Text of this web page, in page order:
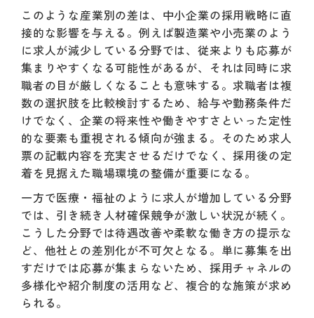
このような産業別の差は、中小企業の採用戦略に直
接的な影響を与える。例えば製造業や小売業のよう
に求人が減少している分野では、従来よりも応募が
集まりやすくなる可能性があるが、それは同時に求
職者の目が厳しくなることも意味する。求職者は複
数の選択肢を比較検討するため、給与や勤務条件だ
けでなく、企業の将来性や働きやすさといった定性
的な要素も重視される傾向が強まる。そのため求人
票の記載内容を充実させるだけでなく、採用後の定
着を見据えた職場環境の整備が重要になる。
一方で医療・福祉のように求人が増加している分野
では、引き続き人材確保競争が激しい状況が続く。
こうした分野では待遇改善や柔軟な働き方の提示な
ど、他社との差別化が不可欠となる。単に募集を出
すだけでは応募が集まらないため、採用チャネルの
多様化や紹介制度の活用など、複合的な施策が求め
られる。